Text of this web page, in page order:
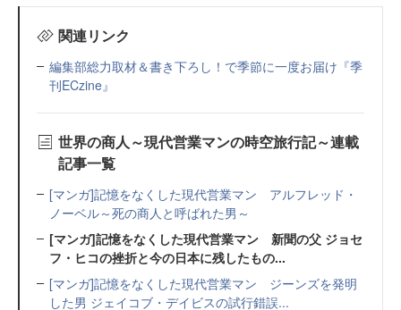
関連リンク
編集部総力取材＆書き下ろし！で季節に一度お届け『季
刊ECzine』
世界の商人～現代営業マンの時空旅行記～連載
記事一覧
[マンガ]記憶をなくした現代営業マン アルフレッド・
ノーベル～死の商人と呼ばれた男～
[マンガ]記憶をなくした現代営業マン 新聞の父 ジョセ
フ・ヒコの挫折と今の日本に残したもの...
[マンガ]記憶をなくした現代営業マン ジーンズを発明
した男 ジェイコブ・デイビスの試行錯誤...